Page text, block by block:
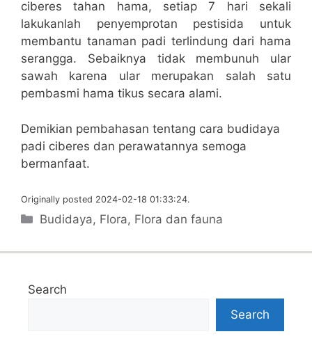
ciberes tahan hama, setiap 7 hari sekali
lakukanlah penyemprotan pestisida untuk
membantu tanaman padi terlindung dari hama
serangga. Sebaiknya tidak membunuh ular
sawah karena ular merupakan salah satu
pembasmi hama tikus secara alami.
Demikian pembahasan tentang cara budidaya
padi ciberes dan perawatannya semoga
bermanfaat.
Originally posted 2024-02-18 01:33:24.
Categories
Budidaya, Flora, Flora dan fauna
Search
Search